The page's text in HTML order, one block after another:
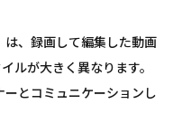
、録画して編集した動画
ルが大きく異なります。
とコミュニケーションし